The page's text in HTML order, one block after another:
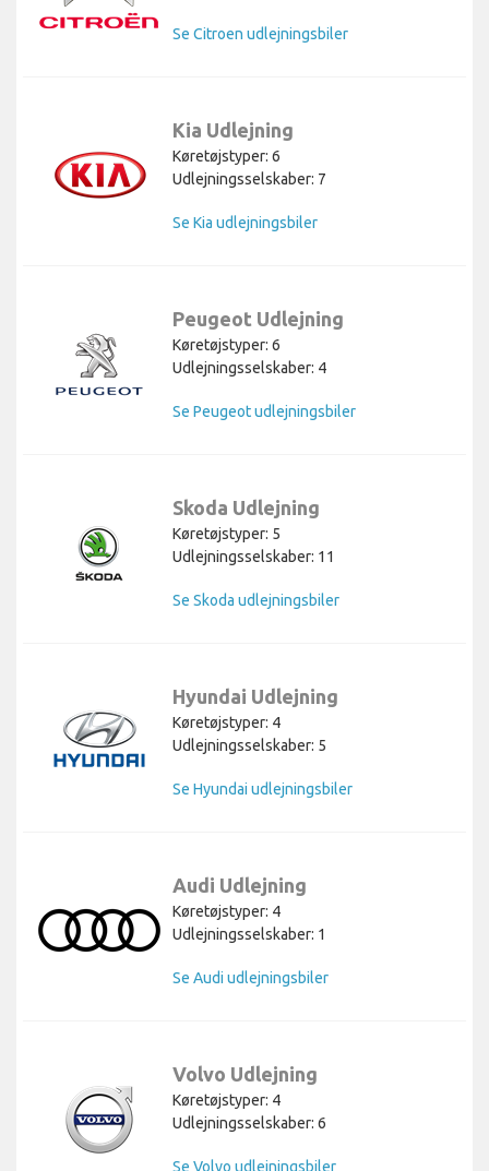
Se Citroen udlejningsbiler
Kia Udlejning
Køretøjstyper: 6
Udlejningsselskaber: 7
Se Kia udlejningsbiler
Peugeot Udlejning
Køretøjstyper: 6
Udlejningsselskaber: 4
Se Peugeot udlejningsbiler
Skoda Udlejning
Køretøjstyper: 5
Udlejningsselskaber: 11
Se Skoda udlejningsbiler
Hyundai Udlejning
Køretøjstyper: 4
Udlejningsselskaber: 5
Se Hyundai udlejningsbiler
Audi Udlejning
Køretøjstyper: 4
Udlejningsselskaber: 1
Se Audi udlejningsbiler
Volvo Udlejning
Køretøjstyper: 4
Udlejningsselskaber: 6
Se Volvo udlejningsbiler